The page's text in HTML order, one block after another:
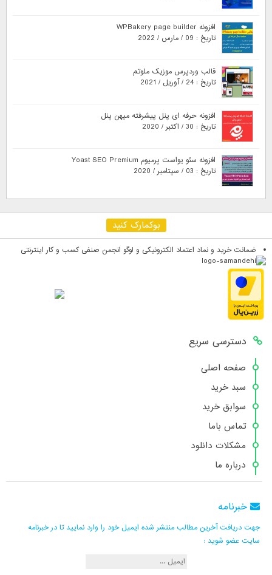
افزونه WPBakery page builder
تاریخ : 09 / مارس / 2022
قالب وردپرس موزیک ملوتم
تاریخ : 24 / آوریل / 2021
افزونه حرفه ای پنل پیشرفته میهن پنل
تاریخ : 30 / اکتبر / 2020
افزونه سئو یواست پرمیوم Yoast SEO Premium
تاریخ : 03 / سپتامبر / 2020
بوکمارک کنید
ضمانت خرید و نماد اعتماد الکترونیکی و لوگو انجمن صنفی کسب و کار اینترنتی
دسترسی سریع
صفحه اصلی
سبد خرید
سوابق خرید
تماس باما
مشکلات دانلود
درباره ما
خبرنامه
جهت دریافت آخرین مطالب منتشر شده ایمیل خود را وارد نمایید تا در خبرنامه
سایت عضو شوید :